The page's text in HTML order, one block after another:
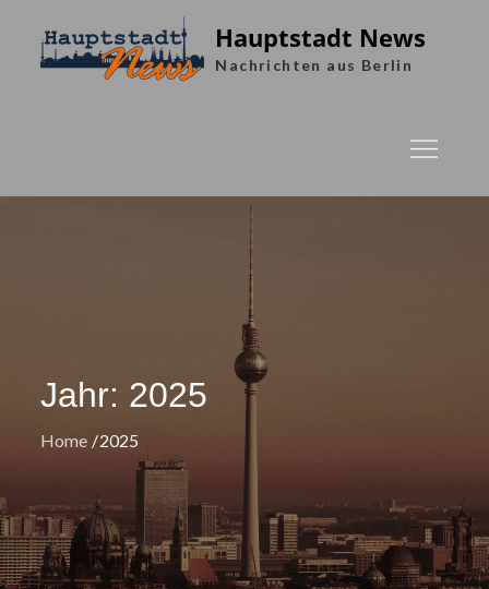
content
Hauptstadt News
Nachrichten aus Berlin
Jahr: 2025
Home 2025